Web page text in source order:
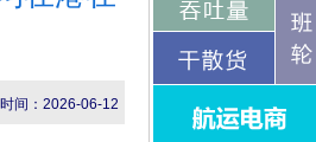
间：2026-06-12